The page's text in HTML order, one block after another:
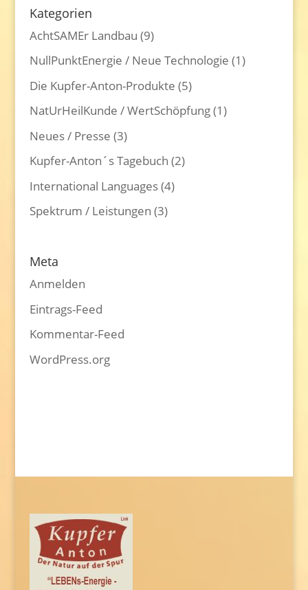
Kategorien
AchtSAMEr Landbau (9)
NullPunktEnergie / Neue Technologie (1)
Die Kupfer-Anton-Produkte (5)
NatUrHeilKunde / WertSchöpfung(1)
Neues / Presse (3)
Kupfer-Anton´s Tagebuch (2)
International Languages(4)
Spektrum / Leistungen (3)
Meta
Anmelden
Eintrags-Feed
Kommentar-Feed
WordPress.org